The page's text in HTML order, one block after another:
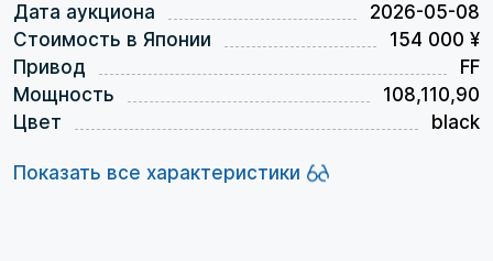
Дата аукциона
2026-05-08
Стоимость в Японии
154 000 ¥
Привод
FF
Мощность
108,110,90
Цвет
black
Показать все характеристики